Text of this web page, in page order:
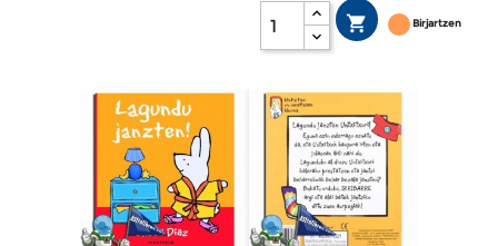
 Birjartzen